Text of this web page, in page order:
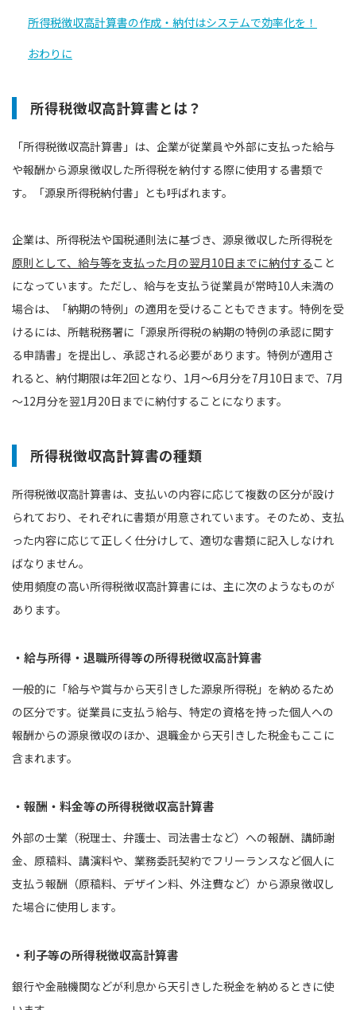
所得税徴収高計算書の作成・納付はシステムで効率化を！
おわりに
所得税徴収高計算書とは？
「所得税徴収高計算書」は、企業が従業員や外部に支払った給与
や報酬から源泉徴収した所得税を納付する際に使用する書類で
す。「源泉所得税納付書」とも呼ばれます。
企業は、所得税法や国税通則法に基づき、源泉徴収した所得税を
原則として、給与等を支払った月の翌月10日までに納付する こと
になっています。ただし、給与を支払う従業員が常時10人未満の
場合は、「納期の特例」の適用を受けることもできます。特例を受
けるには、所轄税務署に「源泉所得税の納期の特例の承認に関す
る申請書」を提出し、承認される必要があります。特例が適用さ
れると、納付期限は年2回となり、1月～6月分を7月10日まで、7月
～12月分を翌1月20日までに納付することになります。
所得税徴収高計算書の種類
所得税徴収高計算書は、支払いの内容に応じて複数の区分が設け
られており、それぞれに書類が用意されています。そのため、支払
った内容に応じて正しく仕分けして、適切な書類に記入しなけれ
ばなりません。
使用頻度の高い所得税徴収高計算書には、主に次のようなものが
あります。
・給与所得・退職所得等の所得税徴収高計算書
一般的に「給与や賞与から天引きした源泉所得税」を納めるため
の区分です。従業員に支払う給与、特定の資格を持った個人への
報酬からの源泉徴収のほか、退職金から天引きした税金もここに
含まれます。
・報酬・料金等の所得税徴収高計算書
外部の士業（税理士、弁護士、司法書士など）への報酬、講師謝
金、原稿料、講演料や、業務委託契約でフリーランスなど個人に
支払う報酬（原稿料、デザイン料、外注費など）から源泉徴収し
た場合に使用します。
・利子等の所得税徴収高計算書
銀行や金融機関などが利息から天引きした税金を納めるときに使